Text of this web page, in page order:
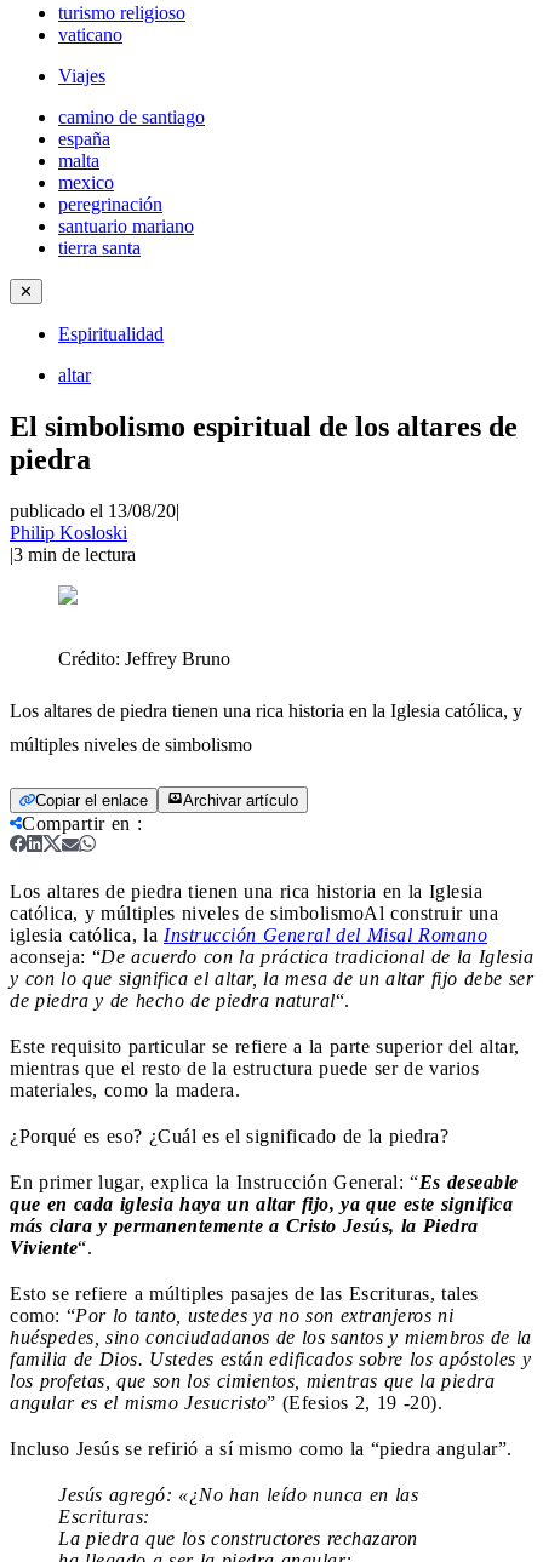
turismo religioso
vaticano
Viajes
camino de santiago
españa
malta
mexico
peregrinación
santuario mariano
tierra santa
✕
Espiritualidad
altar
El simbolismo espiritual de los altares de
piedra
publicado el 13/08/20|
Philip Kosloski
|3 min de lectura
Crédito: Jeffrey Bruno
Los altares de piedra tienen una rica historia en la Iglesia católica, y
múltiples niveles de simbolismo
Copiar el enlace Archivar artículo
Compartir en :
Los altares de piedra tienen una rica historia en la Iglesia
católica, y múltiples niveles de simbolismoAl construir una
iglesia católica, la Instrucción General del Misal Romano
aconseja: “De acuerdo con la práctica tradicional de la Iglesia
y con lo que significa el altar, la mesa de un altar fijo debe ser
de piedra y de hecho de piedra natural“.
Este requisito particular se refiere a la parte superior del altar,
mientras que el resto de la estructura puede ser de varios
materiales, como la madera.
¿Porqué es eso? ¿Cuál es el significado de la piedra?
En primer lugar, explica la Instrucción General: “Es deseable
que en cada iglesia haya un altar fijo, ya que este significa
más clara y permanentemente a Cristo Jesús, la Piedra
Viviente“.
Esto se refiere a múltiples pasajes de las Escrituras, tales
como: “Por lo tanto, ustedes ya no son extranjeros ni
huéspedes, sino conciudadanos de los santos y miembros de la
familia de Dios. Ustedes están edificados sobre los apóstoles y
los profetas, que son los cimientos, mientras que la piedra
angular es el mismo Jesucristo” (Efesios 2, 19 -20).
Incluso Jesús se refirió a sí mismo como la “piedra angular”.
Jesús agregó: «¿No han leído nunca en las
Escrituras:
La piedra que los constructores rechazaron